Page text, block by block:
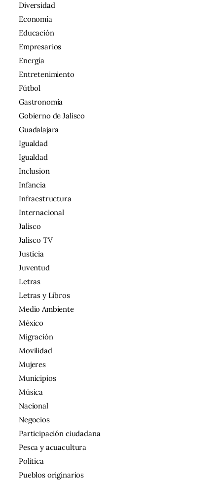
Diversidad
Economía
Educación
Empresarios
Energía
Entretenimiento
Fútbol
Gastronomía
Gobierno de Jalisco
Guadalajara
Igualdad
Igualdad
Inclusion
Infancia
Infraestructura
Internacional
Jalisco
Jalisco TV
Justicia
Juventud
Letras
Letras y Libros
Medio Ambiente
México
Migración
Movilidad
Mujeres
Municipios
Música
Nacional
Negocios
Participación ciudadana
Pesca y acuacultura
Política
Pueblos originarios